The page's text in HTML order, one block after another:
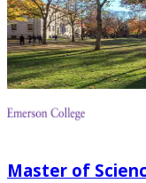
Master of